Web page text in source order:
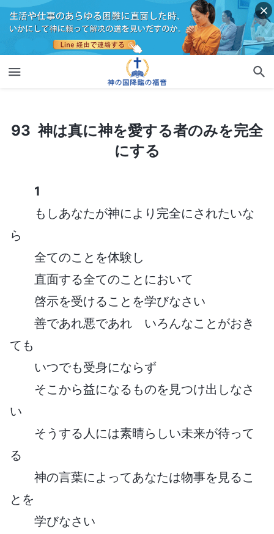
93 神は真に神を愛する者のみを完全にする
93 神は真に神を愛する者のみを完全
にする
1
もしあなたが神により完全にされたいな
ら
全てのことを体験し
直面する全てのことにおいて
啓示を受けることを学びなさい
善であれ悪であれ いろんなことがおき
ても
いつでも受身にならず
そこから益になるものを見つけ出しなさ
い
そうする人には素晴らしい未来が待って
る
神の言葉によってあなたは物事を見るこ
とを
学びなさい